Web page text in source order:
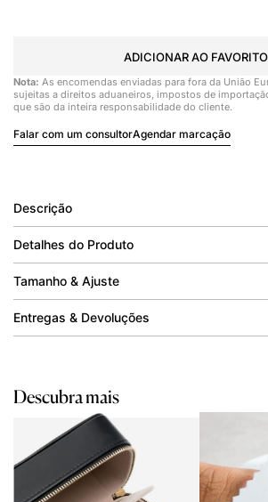
ADICIONAR AO
Nota: As encomendas enviadas para fora da União
sujeitas a direitos aduaneiros, impostos de
que são da inteira responsabilidade do cliente.
Falar com um consultorAgendar marcação
Descrição
Detalhes do Produto
Tamanho & Ajuste
Entregas & Devoluções
Descubra mais